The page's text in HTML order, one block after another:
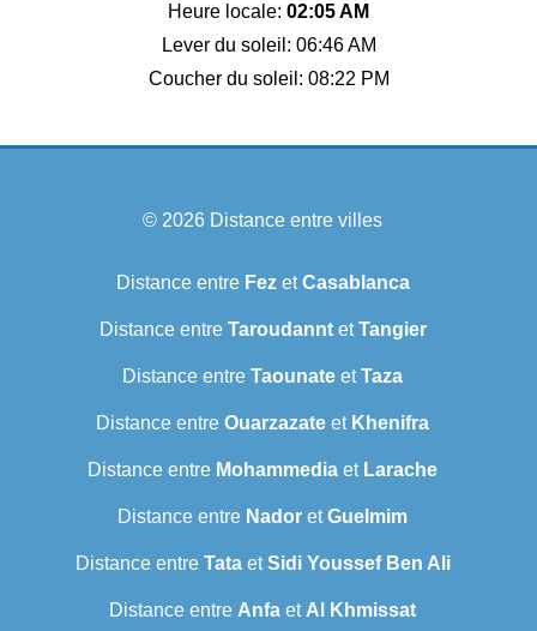
Heure locale: 02:05 AM
Lever du soleil: 06:46 AM
Coucher du soleil: 08:22 PM
© 2026 Distance entre villes
Distance entre FezetCasablanca
Distance entre TaroudanntetTangier
Distance entre Taounate etTaza
Distance entre Ouarzazate et Khenifra
Distance entre Mohammedia et Larache
Distance entre Nador etGuelmim
Distance entre TataetSidi Youssef Ben Ali
Distance entre Anfa et Al Khmissat